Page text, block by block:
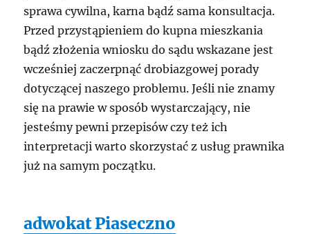
sprawa cywilna, karna bądź sama konsultacja.
Przed przystąpieniem do kupna mieszkania
bądź złożenia wniosku do sądu wskazane jest
wcześniej zaczerpnąć drobiazgowej porady
dotyczącej naszego problemu. Jeśli nie znamy
się na prawie w sposób wystarczający, nie
jesteśmy pewni przepisów czy też ich
interpretacji warto skorzystać z usług prawnika
już na samym początku.
adwokat Piaseczno